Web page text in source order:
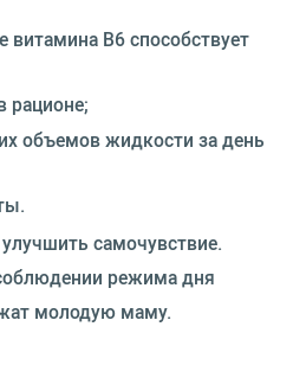
витамина В6 способствует
рационе;
объемов жидкости за день
самочувствие.
режима дня
молодую маму.